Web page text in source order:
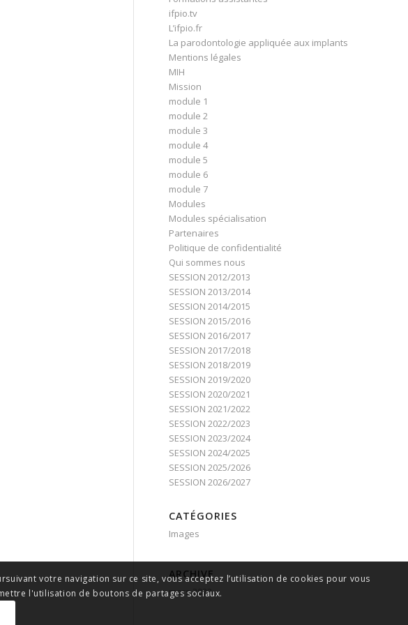
ifpio.tv
L’ifpio.fr
La parodontologie appliquée aux implants
Mentions légales
MIH
Mission
module 1
module 2
module 3
module 4
module 5
module 6
module 7
Modules
Modules spécialisation
Partenaires
Politique de confidentialité
Qui sommes nous
SESSION 2012/2013
SESSION 2013/2014
SESSION 2014/2015
SESSION 2015/2016
SESSION 2016/2017
SESSION 2017/2018
SESSION 2018/2019
SESSION 2019/2020
SESSION 2020/2021
SESSION 2021/2022
SESSION 2022/2023
SESSION 2023/2024
SESSION 2024/2025
SESSION 2025/2026
SESSION 2026/2027
CATÉGORIES
Images
ARCHIVE
mars 2023
votre navigation sur ce site, vous acceptez l’utilisation de cookies pour vous
l'utilisation de boutons de partages sociaux.